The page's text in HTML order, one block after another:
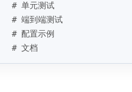
单元测试
端到端测试
# 配置示例
# 文档